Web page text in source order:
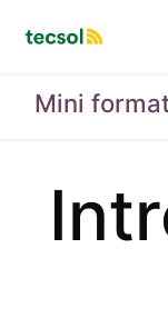
Mini